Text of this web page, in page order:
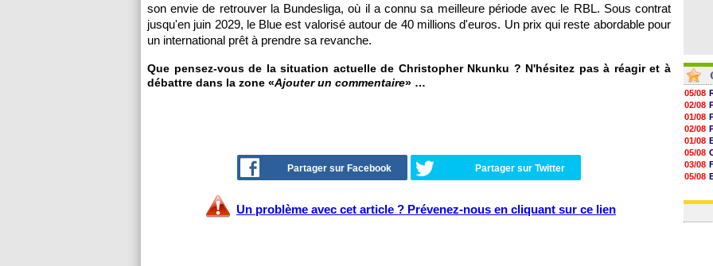
son envie de retrouver la Bundesliga, où il a connu sa meilleure période avec le RBL. Sous contrat
jusqu'en juin 2029, le Blue est valorisé autour de 40 millions d'euros. Un prix qui reste abordable pour
un international prêt à prendre sa revanche.
Que pensez-vous de la situation actuelle de Christopher Nkunku ? N'hésitez pas à réagir et à
débattre dans la zone «Ajouter un commentaire» …
Partager sur Facebook Partager sur Twitter
Un problème avec cet article ? Prévenez-nous en cliquant sur ce lien
05/08
02/08
01/08
02/08
01/08
05/08
03/08
05/08
03/08